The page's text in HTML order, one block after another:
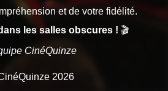
et de votre fidélité.
les salles obscures ! 🎬
CinéQuinze
2026